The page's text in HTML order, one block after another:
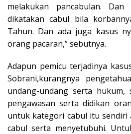
melakukan pancabulan.
dikatakan cabul bila
Tahun. Dan ada juga kasus
orang pacaran,” sebutnya.
Adapun pemicu terjadinya
Sobrani,kurangnya
undang-undang serta
pengawasan serta didikan
untuk kategori cabul itu sendiri
cabul serta menyetubuhi.